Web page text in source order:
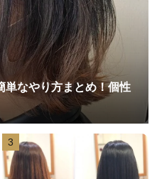
単なやり方まとめ！個性
3